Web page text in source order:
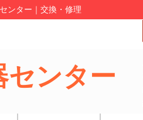
ンター｜交換・修理
センター